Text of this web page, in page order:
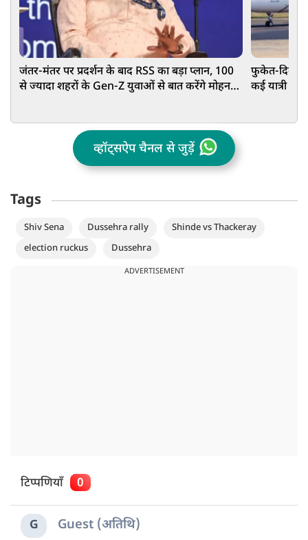
जंतर-मंतर पर प्रदर्शन के बाद RSS का बड़ा प्लान, 100
से ज्यादा शहरों के Gen-Z युवाओं से बात करेंगे मोहन
फुकेत-दिल्ली
कई यात्री
व्हॉट्सऐप चैनल से जुड़ें
Tags
Shiv Sena Dussehra rally
Shinde vs Thackeray
election ruckus
Dussehra
ADVERTISEMENT
टिप्पणियाँ 0
G Guest (अतिथि)